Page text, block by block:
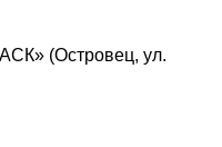
(Островец, ул.